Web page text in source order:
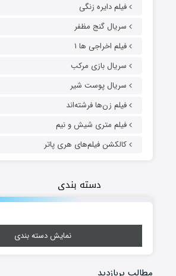
فیلم دایره زنگی
سریال گنج مظفر
فیلم اخراجی ها ۱
سریال بازی مرکب
سریال پوست شیر
فیلم زن‌ها فرشته‌اند
فیلم متری شیش و نیم
کالکشن فیلم‌های هری پاتر
دسته بندی
نمایش دسته بندی